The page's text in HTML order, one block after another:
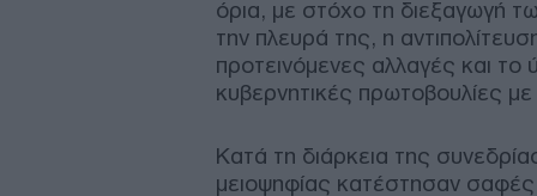
όρια, με στόχο τη διεξαγωγή
την πλευρά της, η
προτεινόμενες αλλαγές και το
κυβερνητικές πρωτοβουλίες
Κατά τη διάρκεια της
μειοψηφίας κατέστησαν σαφές